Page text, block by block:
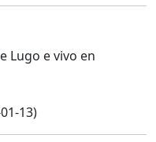
Lugo e vivo en
13)